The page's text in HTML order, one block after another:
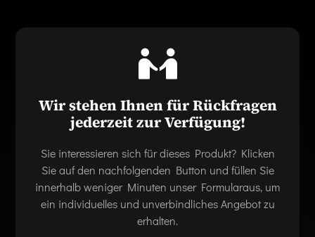
Wir stehen Ihnen für Rückfragen
jederzeit zur Verfügung!
Sie interessieren sich für dieses Produkt? Klicken
Sie auf den nachfolgenden Button und füllen Sie
innerhalb weniger Minuten unser Formularaus, um
ein individuelles und unverbindliches Angebot zu
erhalten.